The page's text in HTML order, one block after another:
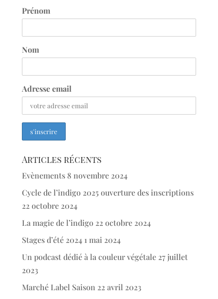
Prénom
Nom
Adresse email
Articles récents
Evènements 8 novembre 2024
Cycle de l’indigo 2025 ouverture des inscriptions
22 octobre 2024
La magie de l’indigo 22 octobre 2024
Stages d’été 2024 1 mai 2024
Un podcast dédié à la couleur végétale 27 juillet
2023
Marché Label Saison 22 avril 2023